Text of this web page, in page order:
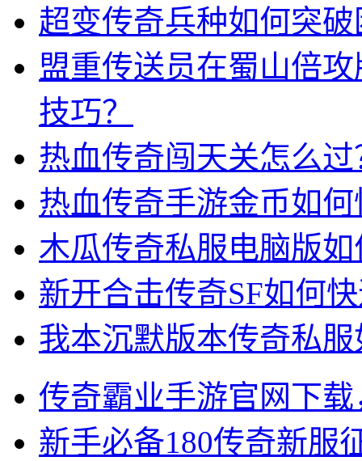
超变传奇兵种如何突
盟重传送员在蜀山倍
技巧？
热血传奇闯天关怎么
热血传奇手游金币如
木瓜传奇私服电脑版
新开合击传奇SF如何
我本沉默版本传奇私
传奇霸业手游官网下
新手必备180传奇新服